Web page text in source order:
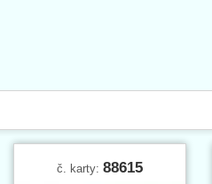
č. karty: 88615